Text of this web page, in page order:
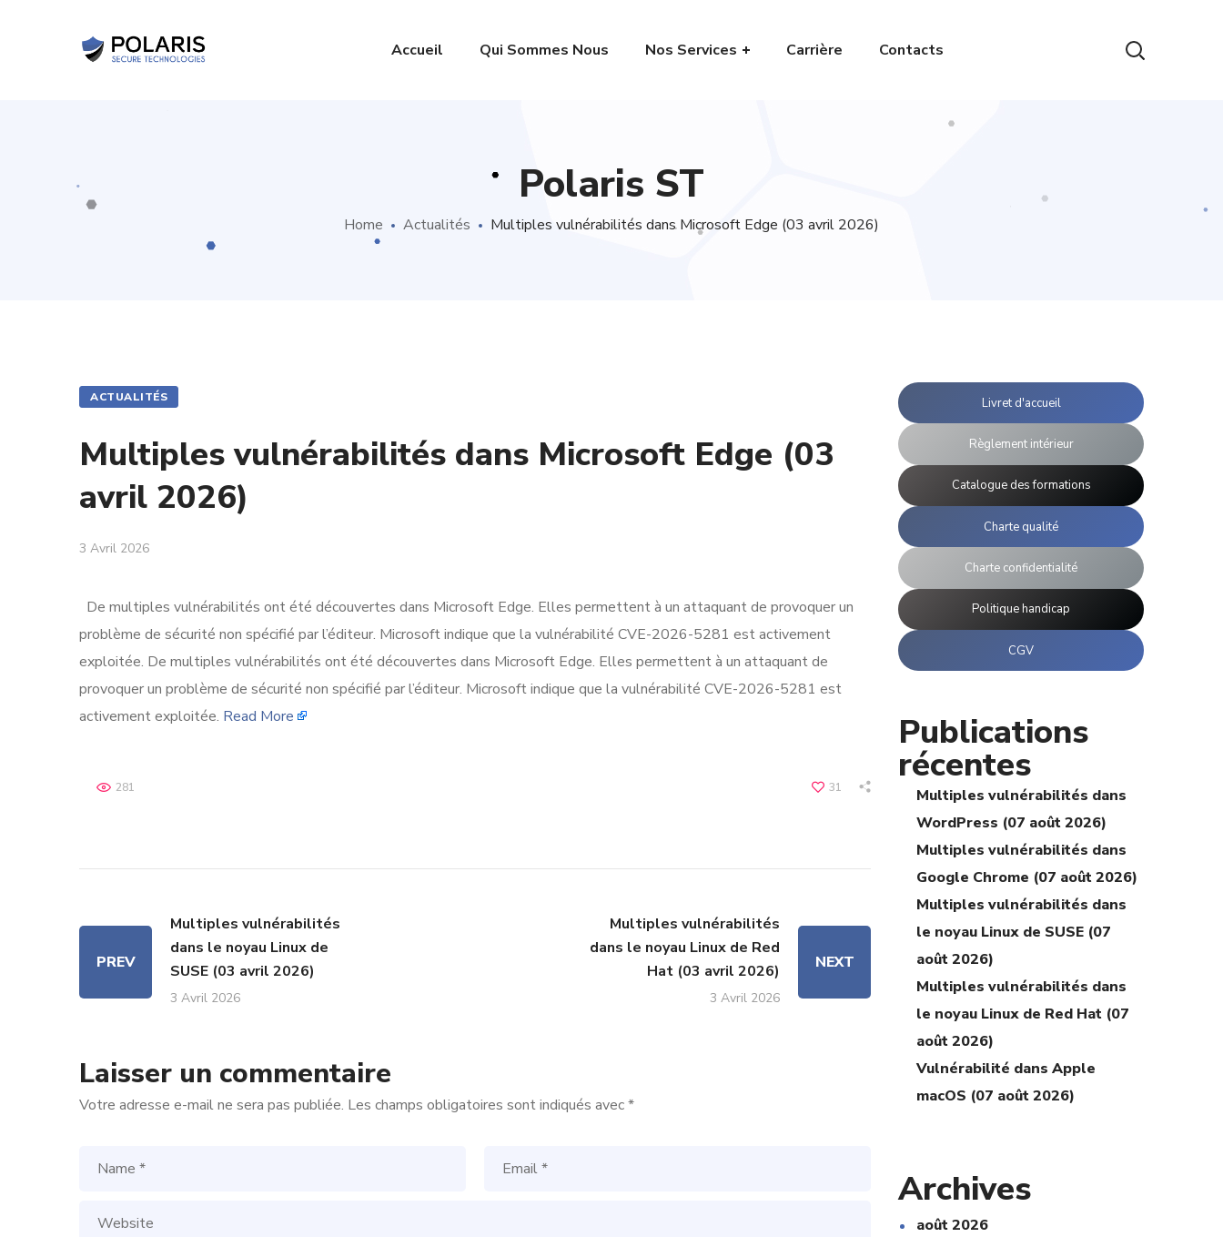
Accueil Qui Sommes Nous Nos Services Carrière Contacts
Polaris ST
Home Actualités Multiples vulnérabilités dans Microsoft Edge (03 avril 2026)
ACTUALITÉS
Multiples vulnérabilités dans Microsoft Edge (03
avril 2026)
3 Avril 2026
De multiples vulnérabilités ont été découvertes dans Microsoft Edge. Elles permettent à un attaquant de provoquer un
problème de sécurité non spécifié par l’éditeur. Microsoft indique que la vulnérabilité CVE-2026-5281 est activement
exploitée. De multiples vulnérabilités ont été découvertes dans Microsoft Edge. Elles permettent à un attaquant de
provoquer un problème de sécurité non spécifié par l’éditeur. Microsoft indique que la vulnérabilité CVE-2026-5281 est
activement exploitée. Read More
31
281
PREV
Multiples vulnérabilités
dans le noyau Linux de
SUSE (03 avril 2026)
3 Avril 2026
Multiples vulnérabilités
dans le noyau Linux de Red
Hat (03 avril 2026)
3 Avril 2026
NEXT
Laisser un commentaire
Votre adresse e-mail ne sera pas publiée. Les champs obligatoires sont indiqués avec*
Livret d'accueil
Règlement intérieur
Catalogue des formations
Charte qualité
Charte confidentialité
Politique handicap
CGV
Publications
récentes
Multiples vulnérabilités dans
WordPress (07 août 2026)
Multiples vulnérabilités dans
Google Chrome (07 août 2026)
Multiples vulnérabilités dans
le noyau Linux de SUSE (07
août 2026)
Multiples vulnérabilités dans
le noyau Linux de Red Hat (07
août 2026)
Vulnérabilité dans Apple
macOS (07 août 2026)
Archives
août 2026